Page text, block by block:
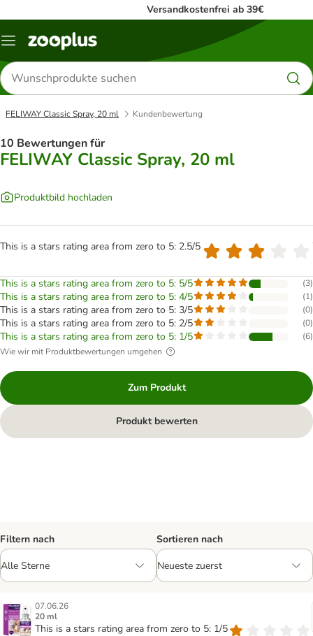
Versandkostenfrei ab 39€
Menü
Produkte
suchen
FELIWAY Classic Spray, 20 ml Kundenbewertung
10 Bewertungen für
FELIWAY Classic Spray, 20 ml
Produktbild hochladen
This is a stars rating area from zero to 5: 2.5/5
This is a stars rating area from zero to 5: 5/5 (3)
This is a stars rating area from zero to 5: 4/5 (1)
This is a stars rating area from zero to 5: 3/5 (0)
This is a stars rating area from zero to 5: 2/5 (0)
This is a stars rating area from zero to 5: 1/5 (6)
Wie wir mit Produktbewertungen umgehen
Zum Produkt
Produkt bewerten
Filtern nach Sortieren nach
07.06.26
20 ml
This is a stars rating area from zero to 5: 1/5